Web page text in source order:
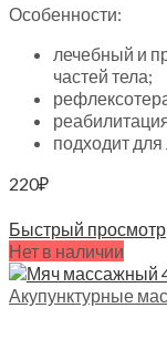
Особенности:
лечебный и
частей тела;
подходит
220₽
Быстрый просмотр
Нет в наличии
Акупунктурные